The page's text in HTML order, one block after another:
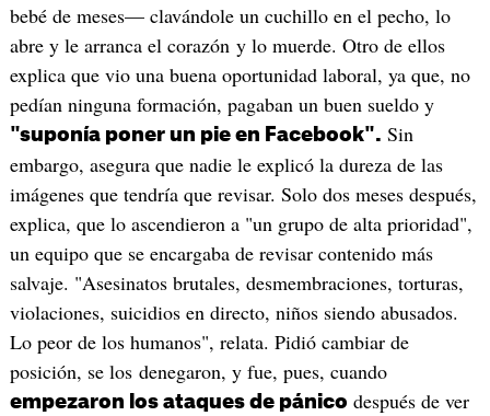
bebé de meses— clavándole un cuchillo en el pecho, lo
abre y le arranca el corazón y lo muerde. Otro de ellos
explica que vio una buena oportunidad laboral, ya que, no
pedían ninguna formación, pagaban un buen sueldo y
"suponía poner un pie en Facebook". Sin
embargo, asegura que nadie le explicó la dureza de las
imágenes que tendría que revisar. Solo dos meses después,
explica, que lo ascendieron a "un grupo de alta prioridad",
un equipo que se encargaba de revisar contenido más
salvaje. "Asesinatos brutales, desmembraciones, torturas,
violaciones, suicidios en directo, niños siendo abusados.
Lo peor de los humanos", relata. Pidió cambiar de
posición, se los denegaron, y fue, pues, cuando
empezaron los ataques de pánico después de ver